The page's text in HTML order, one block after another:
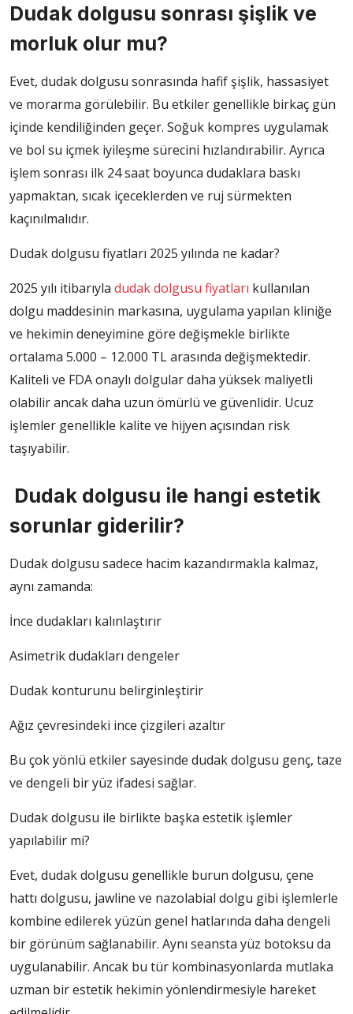
Dudak dolgusu sonrası şişlik ve
morluk olur mu?
Evet, dudak dolgusu sonrasında hafif şişlik, hassasiyet
ve morarma görülebilir. Bu etkiler genellikle birkaç gün
içinde kendiliğinden geçer. Soğuk kompres uygulamak
ve bol su içmek iyileşme sürecini hızlandırabilir. Ayrıca
işlem sonrası ilk 24 saat boyunca dudaklara baskı
yapmaktan, sıcak içeceklerden ve ruj sürmekten
kaçınılmalıdır.
Dudak dolgusu fiyatları 2025 yılında ne kadar?
2025 yılı itibarıyla dudak dolgusu fiyatları kullanılan
dolgu maddesinin markasına, uygulama yapılan kliniğe
ve hekimin deneyimine göre değişmekle birlikte
ortalama 5.000 – 12.000 TL arasında değişmektedir.
Kaliteli ve FDA onaylı dolgular daha yüksek maliyetli
olabilir ancak daha uzun ömürlü ve güvenlidir. Ucuz
işlemler genellikle kalite ve hijyen açısından risk
taşıyabilir.
Dudak dolgusu ile hangi estetik
sorunlar giderilir?
Dudak dolgusu sadece hacim kazandırmakla kalmaz,
aynı zamanda:
İnce dudakları kalınlaştırır
Asimetrik dudakları dengeler
Dudak konturunu belirginleştirir
Ağız çevresindeki ince çizgileri azaltır
Bu çok yönlü etkiler sayesinde dudak dolgusu genç, taze
ve dengeli bir yüz ifadesi sağlar.
Dudak dolgusu ile birlikte başka estetik işlemler
yapılabilir mi?
Evet, dudak dolgusu genellikle burun dolgusu, çene
hattı dolgusu, jawline ve nazolabial dolgu gibi işlemlerle
kombine edilerek yüzün genel hatlarında daha dengeli
bir görünüm sağlanabilir. Aynı seansta yüz botoksu da
uygulanabilir. Ancak bu tür kombinasyonlarda mutlaka
uzman bir estetik hekimin yönlendirmesiyle hareket